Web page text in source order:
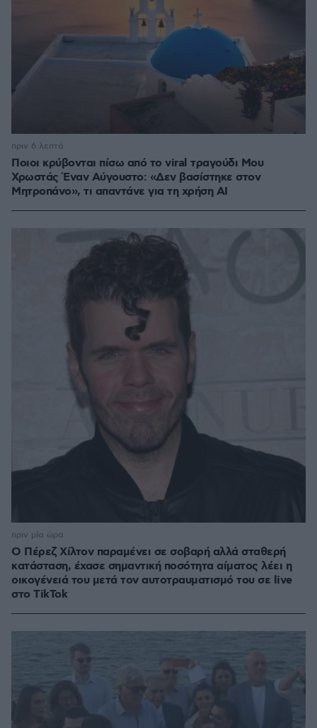
Ποιοι κρύβονται πίσω από το viral τραγούδι Μου
Χρωστάς Έναν Αύγουστο: «Δεν βασίστηκε στον
Μητροπάνο», τι απαντάνε για τη χρήση AI
πριν 6 λεπτά
Ο Πέρεζ Χίλτον παραμένει σε σοβαρή αλλά σταθερή
κατάσταση, έχασε σημαντική ποσότητα αίματος λέει η
οικογένειά του μετά τον αυτοτραυματισμό του σε live
στο TikTok
πριν μία ώρα